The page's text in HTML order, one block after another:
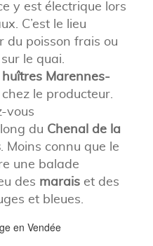
y est électrique lors
C’est le lieu
du poisson frais ou
le quai.
huîtres Marennes-
le producteur.
vous
du Chenal de la
. Moins connu que le
une balade
des maraiset des
et bleues.